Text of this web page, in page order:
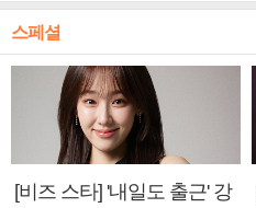
스페셜
[비즈 스타] '내일도 출근' 강